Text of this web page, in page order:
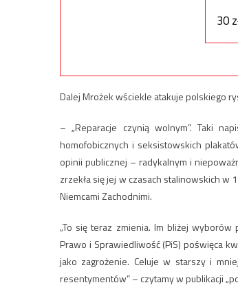
30
Dalej Mrożek wściekle atakuje polskiego
– „Reparacje czynią wolnym”. Taki
homofobicznych i seksistowskich
opinii publicznej – radykalnym i
zrzekła się jej w czasach stalinowskich
Niemcami Zachodnimi.
„To się teraz zmienia. Im bliżej wyborów
Prawo i Sprawiedliwość (PiS) poświęca
jako zagrożenie. Celuje w starszy i
resentymentów” – czytamy w publikacji